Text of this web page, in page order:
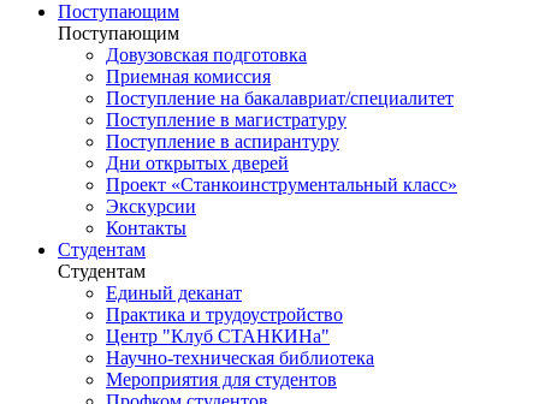
Поступающим
Поступающим
Довузовская подготовка
Приемная комиссия
Поступление на бакалавриат/специалитет
Поступление в магистратуру
Поступление в аспирантуру
Дни открытых дверей
Проект «Станкоинструментальный класс»
Экскурсии
Контакты
Студентам
Студентам
Единый деканат
Практика и трудоустройство
Центр "Клуб СТАНКИНа"
Научно-техническая библиотека
Мероприятия для студентов